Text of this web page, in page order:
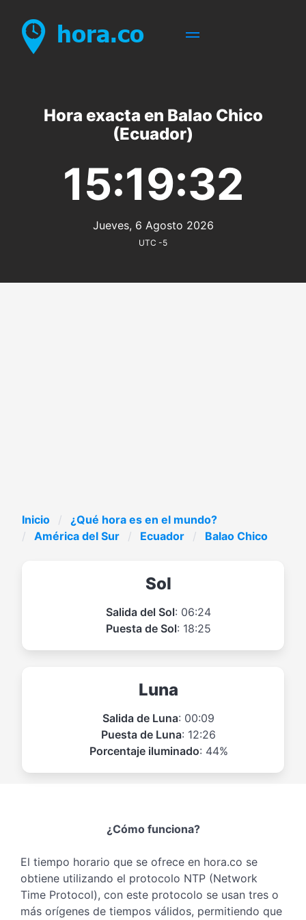
Hora exacta en Balao Chico
(Ecuador)
15:19:32
Jueves, 6 Agosto 2026
UTC -5
Inicio
¿Qué hora es en el mundo?
América del Sur
Ecuador Balao Chico
Sol
Salida del Sol: 06:24
Puesta de Sol: 18:25
Luna
Salida de Luna: 00:09
Puesta de Luna: 12:26
Porcentaje iluminado: 44%
¿Cómo funciona?
El tiempo horario que se ofrece en hora.co se
obtiene utilizando el protocolo NTP (Network
Time Protocol), con este protocolo se usan tres o
más orígenes de tiempos válidos, permitiendo que